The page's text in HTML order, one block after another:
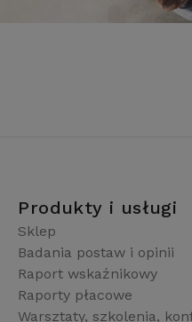
Produkty i usługi
Sklep
Badania postaw i opinii
Raport wskaźnikowy
Raporty płacowe
Warsztaty, szkolenia,